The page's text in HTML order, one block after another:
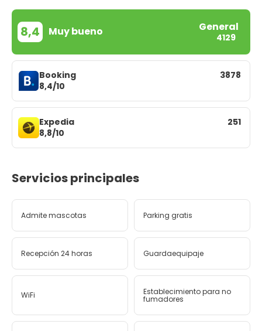
8,4 Muy bueno General
4129
Booking
8,4/10
3878
Expedia
8,8/10
251
Servicios principales
Admite mascotas Parking gratis
Recepción 24 horas Guardaequipaje
WiFi Establecimiento para no
fumadores